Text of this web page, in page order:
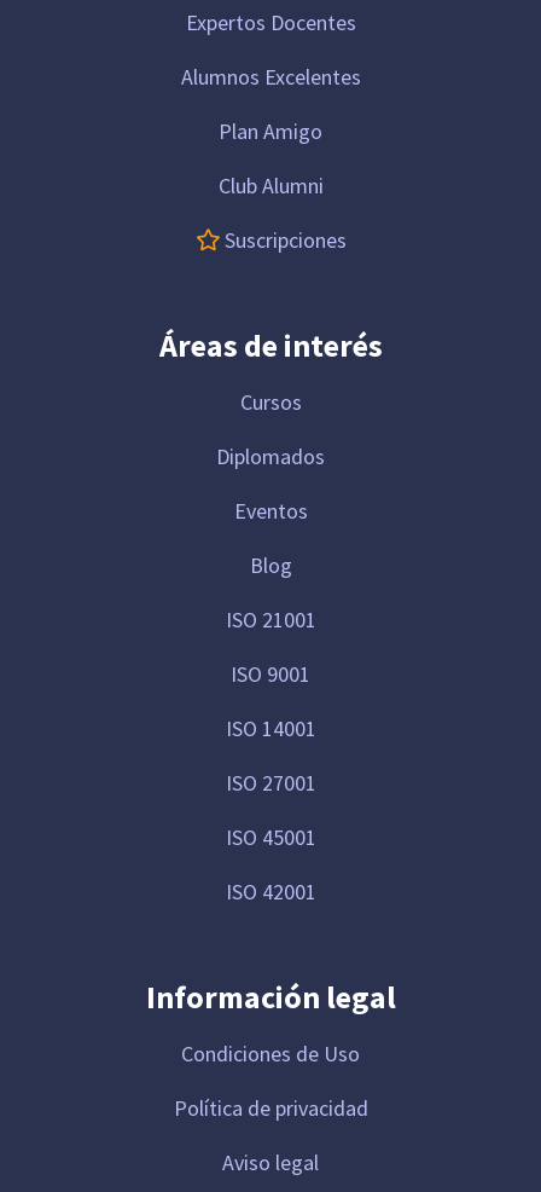
Expertos Docentes
Alumnos Excelentes
Plan Amigo
Club Alumni
Suscripciones
Áreas de interés
Cursos
Diplomados
Eventos
Blog
ISO 21001
ISO 9001
ISO 14001
ISO 27001
ISO 45001
ISO 42001
Información legal
Condiciones de Uso
Política de privacidad
Aviso legal